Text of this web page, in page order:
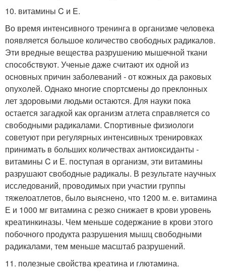
10. витамины C и E.
Во время интенсивного тренинга в организме человека
появляется большое количество свободных радикалов.
Эти вредные вещества разрушению мышечной ткани
способствуют. Ученые даже считают их одной из
основных причин заболеваний - от кожных да раковых
опухолей. Однако многие спортсмены до преклонных
лет здоровыми людьми остаются. Для науки пока
остается загадкой как организм атлета справляется со
свободными радикалами. Спортивные физиологи
советуют при регулярных интенсивных тренировках
принимать в больших количествах антиоксиданты -
витамины C и Е. поступая в организм, эти витамины
разрушают свободные радикалы. В результате научных
исследований, проводимых при участии группы
тяжелоатлетов, было выяснено, что 1200 м. е. витамина
Е и 1000 мг витамина с резко снижает в крови уровень
креатинкиназы. Чем меньше содержание в крови этого
побочного продукта разрушения мышц свободными
радикалами, тем меньше масштаб разрушений.
11. полезные свойства креатина и глютамина.